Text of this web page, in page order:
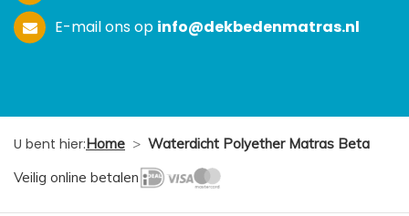
E-mail ons op info@dekbedenmatras.nl
U bent hier:Home > Waterdicht Polyether Matras Beta
Veilig online betalen